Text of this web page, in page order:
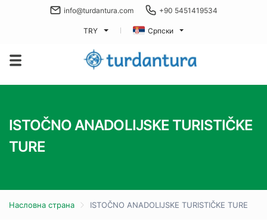
info@turdantura.com +90 5451419534
TRY Српски
ISTOČNO ANADOLIJSKE TURISTIČKE
TURE
Насловна страна ISTOČNO ANADOLIJSKE TURISTIČKE TURE